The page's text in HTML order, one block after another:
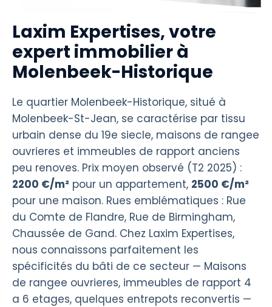
Laxim Expertises, votre
expert immobilier à
Molenbeek-Historique
Le quartier Molenbeek-Historique, situé à
Molenbeek-St-Jean, se caractérise par tissu
urbain dense du 19e siecle, maisons de rangee
ouvrieres et immeubles de rapport anciens
peu renoves. Prix moyen observé (T2 2025) :
2200 €/m² pour un appartement, 2500 €/m²
pour une maison. Rues emblématiques : Rue
du Comte de Flandre, Rue de Birmingham,
Chaussée de Gand. Chez Laxim Expertises,
nous connaissons parfaitement les
spécificités du bâti de ce secteur — Maisons
de rangee ouvrieres, immeubles de rapport 4
a 6 etages, quelques entrepots reconvertis —